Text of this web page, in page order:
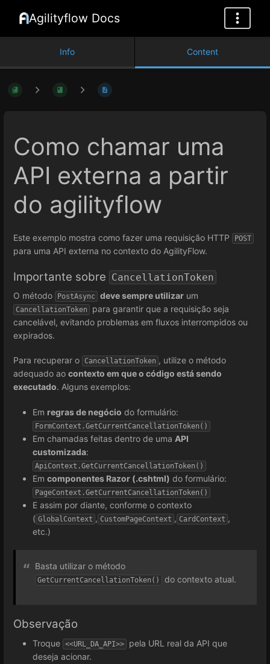
Agilityflow Docs
Info Content
Como chamar uma
API externa a partir
do agilityflow
Este exemplo mostra como fazer uma requisição HTTP POST
para uma API externa no contexto do AgilityFlow.
Importante sobre CancellationToken
O método PostAsync deve sempre utilizar um
CancellationToken
para garantir que a requisição seja
cancelável, evitando problemas em fluxos interrompidos ou
expirados.
Para recuperar o CancellationToken , utilize o método
adequado ao contexto em que o código está sendo
executado. Alguns exemplos:
Em regras de negócio do formulário:
FormContext.GetCurrentCancellationToken()
Em chamadas feitas dentro de uma API
customizada:
ApiContext.GetCurrentCancellationToken()
Em componentes Razor (.cshtml) do formulário:
PageContext.GetCurrentCancellationToken()
E assim por diante, conforme o contexto
( GlobalContext , CustomPageContext , CardContext ,
etc.)
Basta utilizar o método
GetCurrentCancellationToken() do contexto atual.
Observação
Troque <<URL_DA_API>>
pela URL real da API que
deseja acionar.